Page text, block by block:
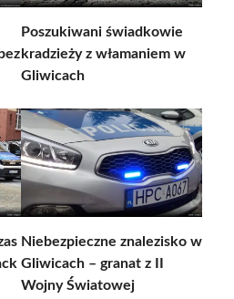
Poszukiwani świadkowie
kradzieży z włamaniem w
Gliwicach
Niebezpieczne znalezisko w
Gliwicach – granat z II
Wojny Światowej